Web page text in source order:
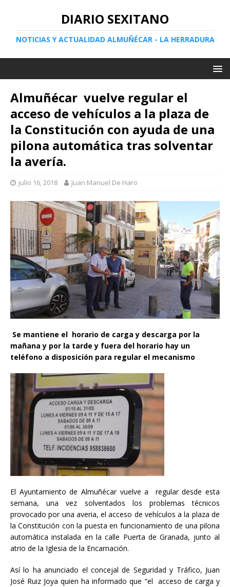
DIARIO SEXITANO
NOTICIAS Y ACTUALIDAD ALMUÑÉCAR - LA HERRADURA
Almuñécar vuelve regular el
acceso de vehículos a la plaza de
la Constitución con ayuda de una
pilona automática tras solventar
la avería.
julio 16, 2018 Juan Manuel De Haro
Se mantiene el horario de carga y descarga por la
mañana y por la tarde y fuera del horario hay un
teléfono a disposición para regular el mecanismo
El Ayuntamiento de Almuñécar vuelve a regular desde esta
semana, una vez solventados los problemas técnicos
provocado por una averia, el acceso de vehículos a la plaza de
la Constitución con la puesta en funcionamiento de una pilona
automática instalada en la calle Puerta de Granada, junto al
atrio de la Iglesia de la Encarnación.
Así lo ha anunciado el concejal de Seguridad y Tráfico, Juan
José Ruiz Joya quien ha informado que “el acceso de carga y